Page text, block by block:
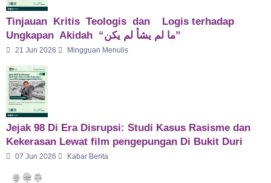
Tinjauan Kritis Teologis dan Logis terhadap
Ungkapan Akidah “ما لم يشأ لم يكن”
21 Jun 2026 Mingguan Menulis
Jejak 98 Di Era Disrupsi: Studi Kasus Rasisme dan
Kekerasan Lewat film pengepungan Di Bukit Duri
07 Jun 2026 Kabar Berita